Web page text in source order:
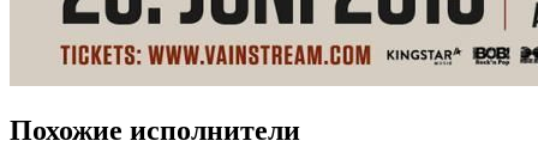
Похожие исполнители